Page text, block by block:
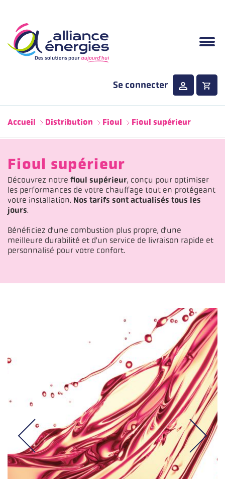
Se connecter
Accueil Distribution Fioul Fioul supérieur
Fioul supérieur
Découvrez notre fioul supérieur, conçu pour optimiser
les performances de votre chauffage tout en protégeant
votre installation. Nos tarifs sont actualisés tous les
jours.
Bénéficiez d’une combustion plus propre, d’une
meilleure durabilité et d’un service de livraison rapide et
personnalisé pour votre confort.